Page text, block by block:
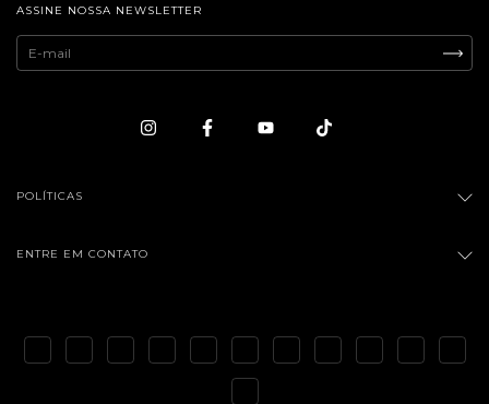
ASSINE NOSSA NEWSLETTER
POLÍTICAS
ENTRE EM CONTATO